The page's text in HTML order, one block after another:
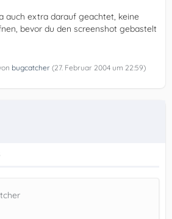
auch extra darauf geachtet, keine
bevor du den screenshot gebastelt
bugcatcher (27. Februar 2004 um 22:59)